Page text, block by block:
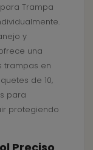
Trampa
y
una
trampas en
de 10,
para
protegiendo